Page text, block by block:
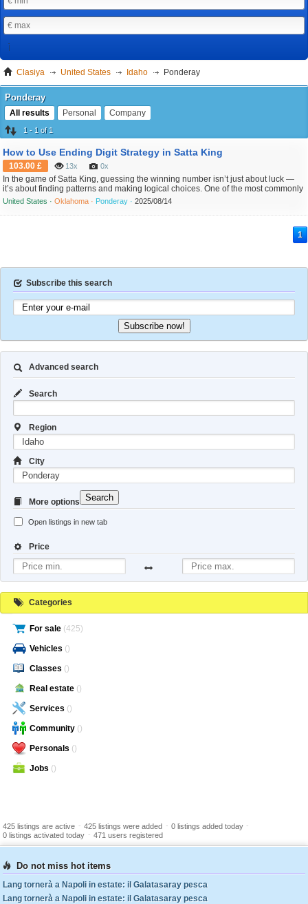
Clasiya United States Idaho Ponderay
Ponderay
All results Personal Company
1 - 1 of 1
How to Use Ending Digit Strategy in Satta King
103.00 £ 13x 0x
In the game of Satta King, guessing the winning number isn’t just about luck —
it’s about finding patterns and making logical choices. One of the most commonly
used strategies by smart players is the Ending Digit Strategy, also called "last
digit logic." While it may sound simple, this method can significantly improve your
odds when used correctly....
United States ·Oklahoma · Ponderay ·2025/08/14
1
Subscribe this search
Subscribe now!
Advanced search
Search
Region
City
More options
Open listings in new tab
Price
Search
Categories
For sale (425)
Vehicles ()
Classes ()
Real estate ()
Services ()
Community ()
Personals ()
Jobs ()
425 listings are active - 425 listings were added - 0 listings added today -
0 listings activated today - 471 users registered
Do not miss hot items
Lang tornerà a Napoli in estate: il Galatasaray pesca
Lang tornerà a Napoli in estate: il Galatasaray pesca